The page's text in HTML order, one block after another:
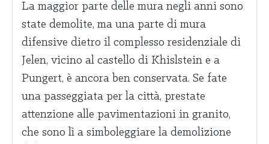
La maggior parte delle mura negli anni sono
state demolite, ma una parte di mura
difensive dietro il complesso residenziale di
Jelen, vicino al castello di Khislstein e a
Pungert, è ancora ben conservata. Se fate
una passeggiata per la città, prestate
attenzione alle pavimentazioni in granito,
che sono lì a simboleggiare la demolizione